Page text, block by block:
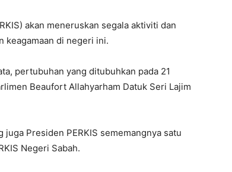
akan meneruskan segala aktiviti dan
keagamaan di negeri ini.
pertubuhan yang ditubuhkan pada 21
Beaufort Allahyarham Datuk Seri Lajim
Presiden PERKIS sememangnya satu
Negeri Sabah.